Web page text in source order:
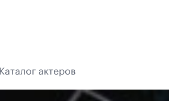
Каталог актеров